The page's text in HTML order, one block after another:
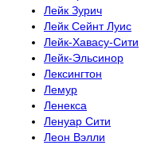
Лейк Зурич
Лейк Сейнт Луис
Лейк-Хавасу-Сити
Лейк-Эльсинор
Лексингтон
Лемур
Ленекса
Ленуар Сити
Леон Вэлли